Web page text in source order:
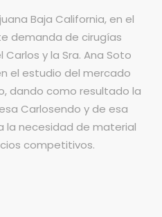
Baja California, en el
demanda de cirugías
Carlos y la Sra. Ana Soto
el estudio del mercado
dando como resultado la
Carlosendo y de esa
la necesidad de material
competitivos.